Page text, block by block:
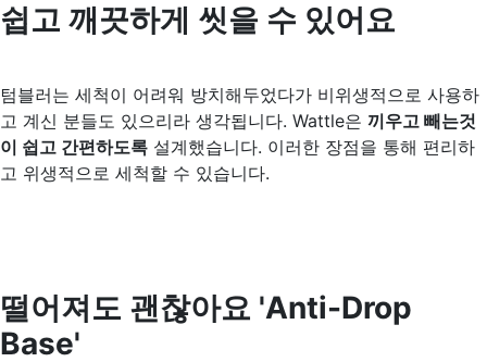
쉽고 깨끗하게 씻을 수 있어요
텀블러는 세척이 어려워 방치해두었다가 비위생적으로 사용하
고 계신 분들도 있으리라 생각됩니다. Wattle은 끼우고 빼는것
이 쉽고 간편하도록 설계했습니다. 이러한 장점을 통해 편리하
고 위생적으로 세척할 수 있습니다.
떨어져도 괜찮아요 'Anti-Drop
Base'